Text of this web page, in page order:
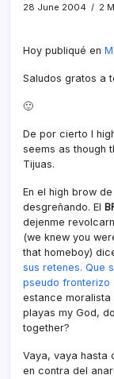
28 June 2004
2
Hoy publiqué en
Saludos gratos a
🙂
De por cierto I
seems as though
Tijuas.
En el high brow
desgreñando. El
dejenme
(we knew you
that homeboy)
sus retenes. Que
pseudo fronterizo
estance moralista
playas my God,
together?
Vaya, vaya hasta
en contra del